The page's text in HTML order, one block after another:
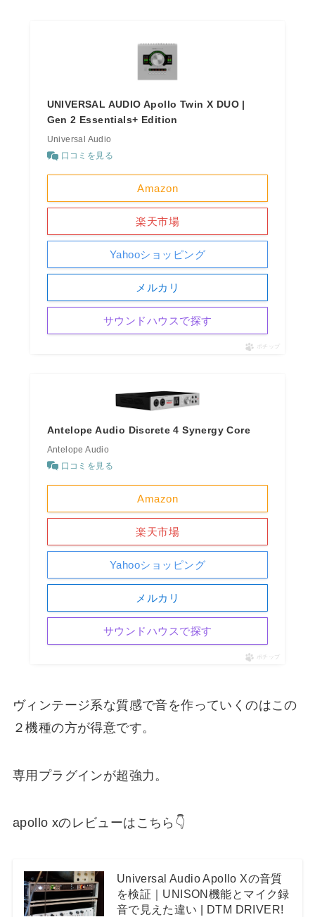
UNIVERSAL AUDIO Apollo Twin X DUO |
Gen 2 Essentials+ Edition
Universal Audio
口コミを見る
Amazon
楽天市場
Yahooショッピング
メルカリ
サウンドハウスで探す
ポチップ
Antelope Audio Discrete 4 Synergy Core
Antelope Audio
口コミを見る
Amazon
楽天市場
Yahooショッピング
メルカリ
サウンドハウスで探す
ポチップ
ヴィンテージ系な質感で音を作っていくのはこの
２機種の方が得意です。
専用プラグインが超強力。
apollo xのレビューはこちら👇
Universal Audio Apollo Xの音質
を検証｜UNISON機能とマイク録
音で見えた違い | DTM DRIVER!